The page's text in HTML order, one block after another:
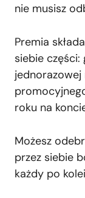
nie musisz
Premia
siebie części:
roku na
Możesz
przez siebie
każdy po